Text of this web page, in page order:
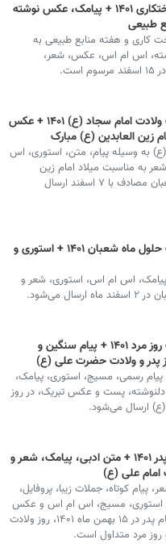
متن روز درختکاری ۱۴۰۱ + پیامک، عکس نوشته
طبیعی
کاری و هفته منابع طبیعی به
اس ام اس، عکس، شعر،
متن تبریک ولادت امام سجاد (ع) ۱۴۰۱ + عکس
زین العابدین (ع) مبارک
به وسیله پیام، متن، استوری، اس
به مناسبت میلاد امام زین
العابدین (ع) در روز ۵ شعبان مصادف با ۷ اسفند ارسال
متن تبریک حلول ماه شعبان ۱۴۰۱ + استوری و
اس ام اس، استوری، شعر و
می‌شود.
متن تبریک روز مرد ۱۴۰۱ + پیام سنگین و
پدر و ولادت حضرت علی (ع)
پیام رسمی، مسیج، استوری، پیامک،
پست و عکس تبریک، در روز
ارسال می‌شود.
تبریک روز پدر ۱۴۰۱ + متن ادبی، پیامک، شعر و
امام علی (ع)
پیام کوتاه، جملات زیبا، پروفایل،
استوری، مسیج، اس ام اس و عکس
تبریک برای بزرگداشت مقام پدر در ۱۵ بهمن ماه ۱۴۰۱، روز ولادت
مرد متداول است.